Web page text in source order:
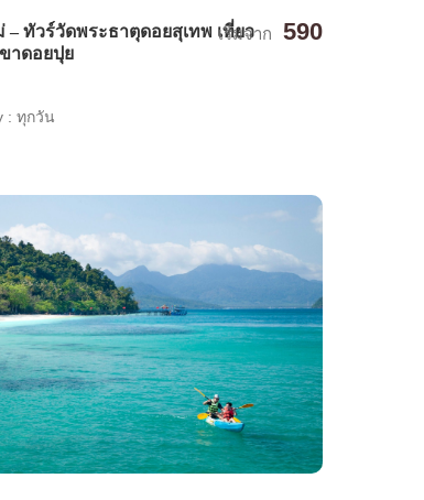
– ทัวร์วัดพระธาตุดอยสุเทพ เที่ยว
าดอยปุย
เริ่มจาก 590
: ทุกวัน